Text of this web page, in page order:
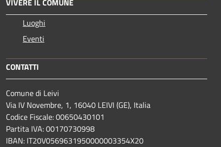
VIVERE IL COMUNE
Luoghi
Eventi
CONTATTI
Comune di Leivi
Via IV Novembre, 1, 16040 LEIVI (GE), Italia
Codice Fiscale: 00650430101
Partita IVA: 00170730998
IBAN: IT20V0569631950000003354X20